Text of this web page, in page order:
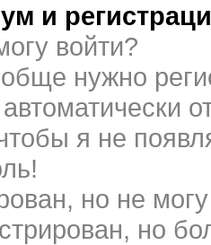
и
войти?
нужно
я не
но не
но